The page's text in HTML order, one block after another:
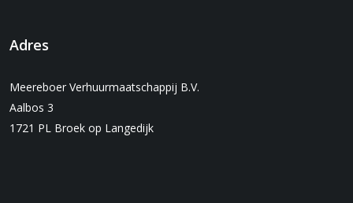
Adres
Meereboer Verhuurmaatschappij B.V.
Aalbos 3
1721 PL Broek op Langedijk